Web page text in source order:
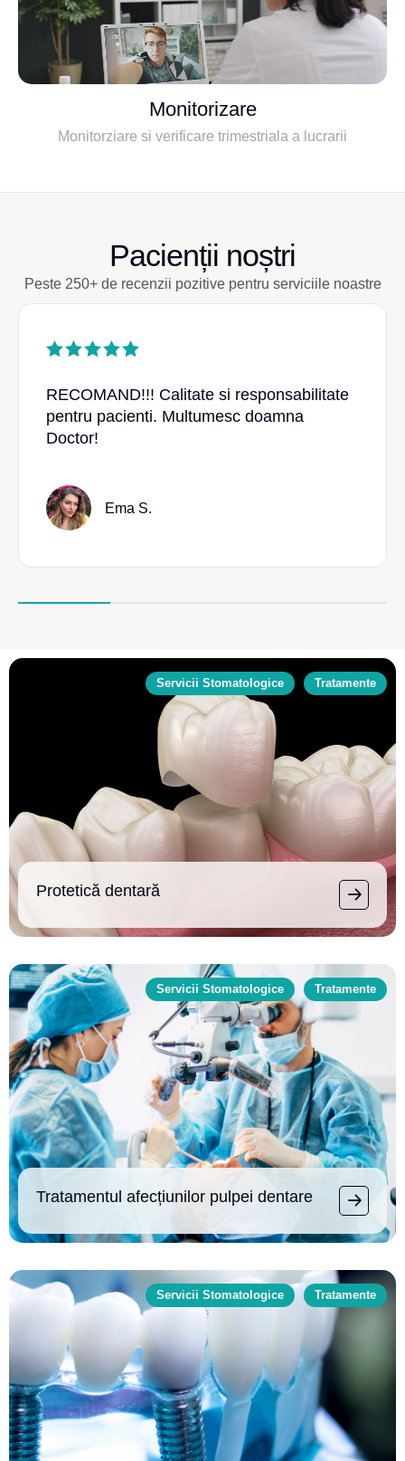
Monitorizare
Monitorziare si verificare trimestriala a lucrarii
Pacienții noștri
Peste 250+ de recenzii pozitive pentru serviciile noastre
RECOMAND!!! Calitate si responsabilitate
pentru pacienti. Multumesc doamna
Doctor!
Ema S.
Servicii Stomatologice Tratamente
Protetică dentară
Servicii Stomatologice Tratamente
Tratamentul afecțiunilor pulpei dentare
Servicii Stomatologice Tratamente